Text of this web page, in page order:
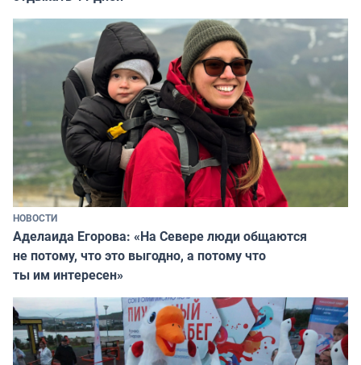
НОВОСТИ
Аделаида Егорова: «На Севере люди общаются
не потому, что это выгодно, а потому что
ты им интересен»